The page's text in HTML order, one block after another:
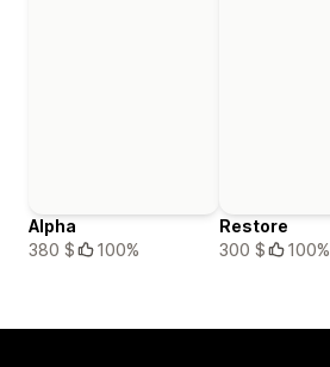
Alpha
380 $
100%
Restore
300 $
100%